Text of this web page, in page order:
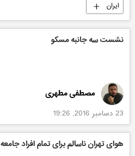
ایران
نشست سه جانبه مسکو
مصطفی مطهری
23 دسامبر 2016, 19:26
هوای تهران ناسالم برای تمام افراد جامعه